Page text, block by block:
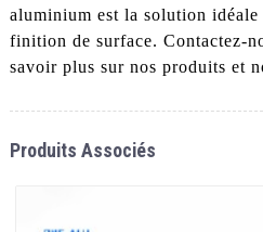
aluminium est la solution idéale
finition de surface. Contactez-
savoir plus sur nos produits et
Produits Associés